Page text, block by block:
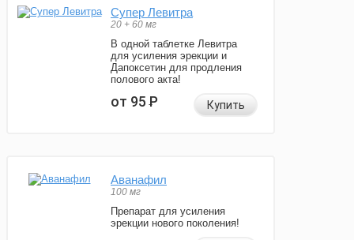
Супер Левитра
20 + 60 мг
В одной таблетке Левитра
для усиления эрекции и
Дапоксетин для продления
полового акта!
от 95Р Купить
Аванафил
100 мг
Препарат для усиления
эрекции нового поколения!